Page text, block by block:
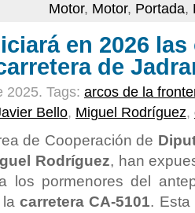
Motor, Motor, Portada,
en 2026 las
de
2025. Tags: arcos de la
Bello, Miguel Rodríguez,
de Cooperación de
Rodríguez, han
los pormenores del
lacarretera CA-5101. Esta